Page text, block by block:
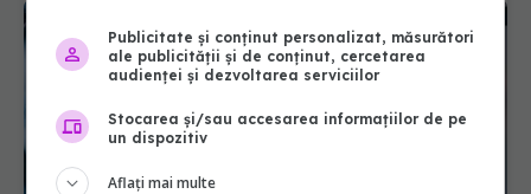
Publicitate și conținut personalizat, măsurători
ale publicității și de conținut, cercetarea
audienței și dezvoltarea serviciilor
Stocarea și/sau accesarea informațiilor de pe
un dispozitiv
Aflați mai multe